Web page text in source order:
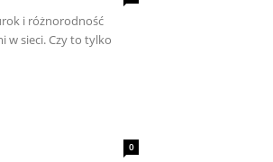
i różnorodność
w sieci. Czy to tylko
0